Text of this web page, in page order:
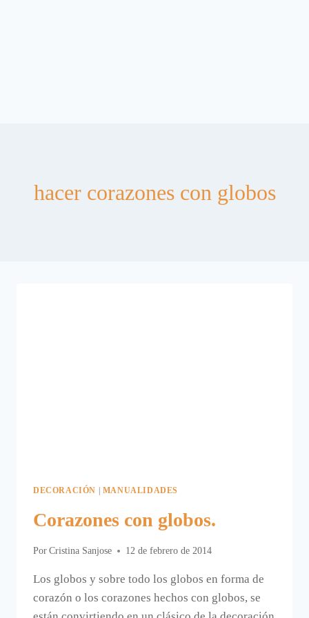
hacer corazones con globos
DECORACIÓN | MANUALIDADES
Corazones con globos.
Por Cristina Sanjose 12 de febrero de 2014
Los globos y sobre todo los globos en forma de
corazón o los corazones hechos con globos, se